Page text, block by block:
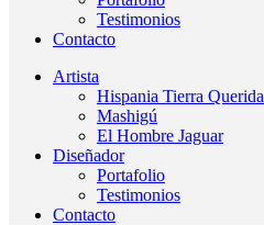
Testimonios
Contacto
Artista
Hispania Tierra Querida
Mashigú
El Hombre Jaguar
Diseñador
Portafolio
Testimonios
Contacto